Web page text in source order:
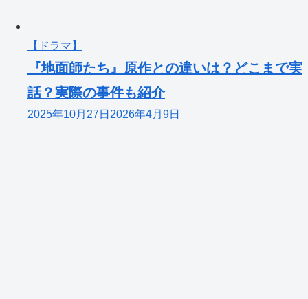
【ドラマ】
『地面師たち』原作との違いは？どこまで実
話？実際の事件も紹介
2025年10月27日 2026年4月9日